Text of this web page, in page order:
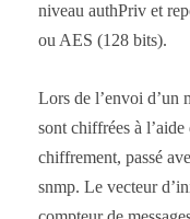
niveau authPriv et
ou AES (128 bits).
Lors de l’envoi d’un
sont chiffrées à
chiffrement, passé
snmp. Le vecteur